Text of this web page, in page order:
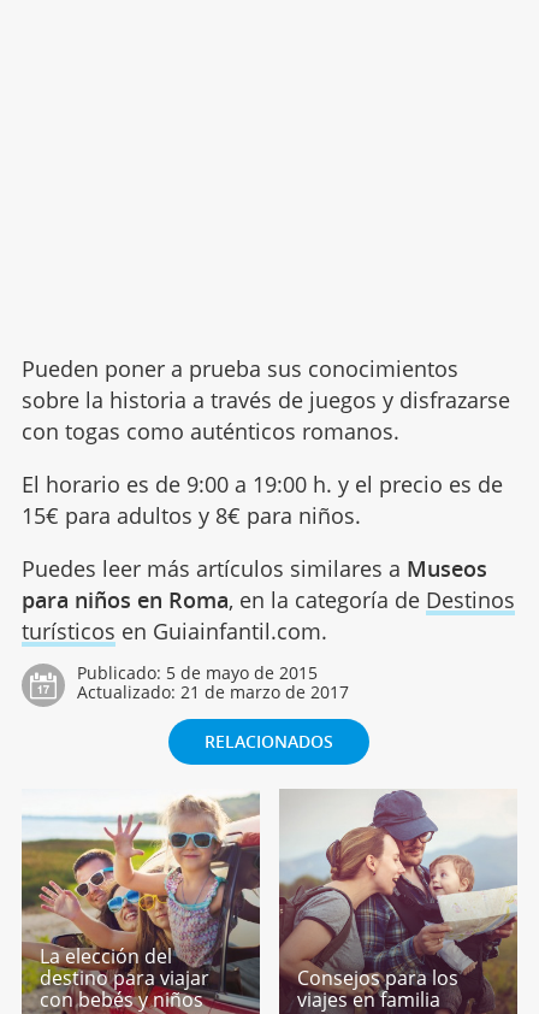
Pueden poner a prueba sus conocimientos
sobre la historia a través de juegos y disfrazarse
con togas como auténticos romanos.
El horario es de 9:00 a 19:00 h. y el precio es de
15€ para adultos y 8€ para niños.
Puedes leer más artículos similares a Museos
para niños en Roma, en la categoría de Destinos
turísticos en Guiainfantil.com.
Publicado: 5 de mayo de 2015
Actualizado: 21 de marzo de 2017
RELACIONADOS
La elección del
destino para viajar
con bebés y niños
Consejos para los
viajes en familia